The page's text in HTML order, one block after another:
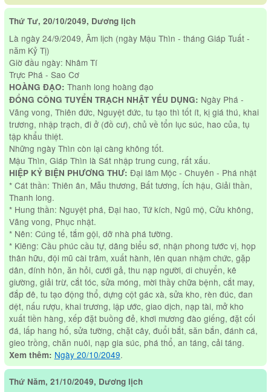
Thứ Tư, 20/10/2049, Dương lịch
Là ngày 24/9/2049, Âm lịch (ngày Mậu Thìn - tháng Giáp Tuất -
năm Kỷ Tị)
Giờ đầu ngày: Nhâm Tí
Trực Phá - Sao Cơ
HOÀNG ĐẠO: Thanh long hoàng đạo
ĐỔNG CÔNG TUYỂN TRẠCH NHẬT YẾU DỤNG: Ngày Phá -
Vãng vong, Thiên đức, Nguyệt đức, tu tạo thì tốt ít, kị giá thú, khai
trương, nhập trạch, đi ở (đồ cư), chủ về tổn lục súc, hao của, tụ
tập khẩu thiệt.
Những ngày Thìn còn lại càng không tốt.
Mậu Thìn, Giáp Thìn là Sát nhập trung cung, rất xấu.
HIỆP KỶ BIỆN PHƯƠNG THƯ: Đại lâm Mộc - Chuyên - Phá nhật
* Cát thần: Thiên ân, Mẫu thương, Bất tương, Ích hậu, Giải thần,
Thanh long.
* Hung thần: Nguyệt phá, Đại hao, Tứ kích, Ngũ mộ, Cửu không,
Vãng vong, Phục nhật.
* Nên: Cúng tế, tắm gội, dỡ nhà phá tường.
* Kiêng: Cầu phúc cầu tự, dâng biểu sớ, nhận phong tước vị, họp
thân hữu, đội mũ cài trâm, xuất hành, lên quan nhậm chức, gặp
dân, đính hôn, ăn hỏi, cưới gả, thu nạp người, di chuyển, kê
giường, giải trừ, cắt tóc, sửa móng, mời thầy chữa bệnh, cắt may,
đắp đê, tu tạo động thổ, dựng cột gác xà, sửa kho, rèn đúc, đan
dệt, nấu rượu, khai trương, lập ước, giao dịch, nạp tài, mở kho
xuất tiền hàng, xếp đặt buồng đẻ, khơi mương đào giếng, đặt cối
đá, lấp hang hố, sửa tường, chặt cây, đuổi bắt, săn bắn, đánh cá,
gieo trồng, chăn nuôi, nạp gia súc, phá thổ, an táng, cải táng.
Xem thêm: Ngày 20/10/2049.
Thứ Năm, 21/10/2049, Dương lịch